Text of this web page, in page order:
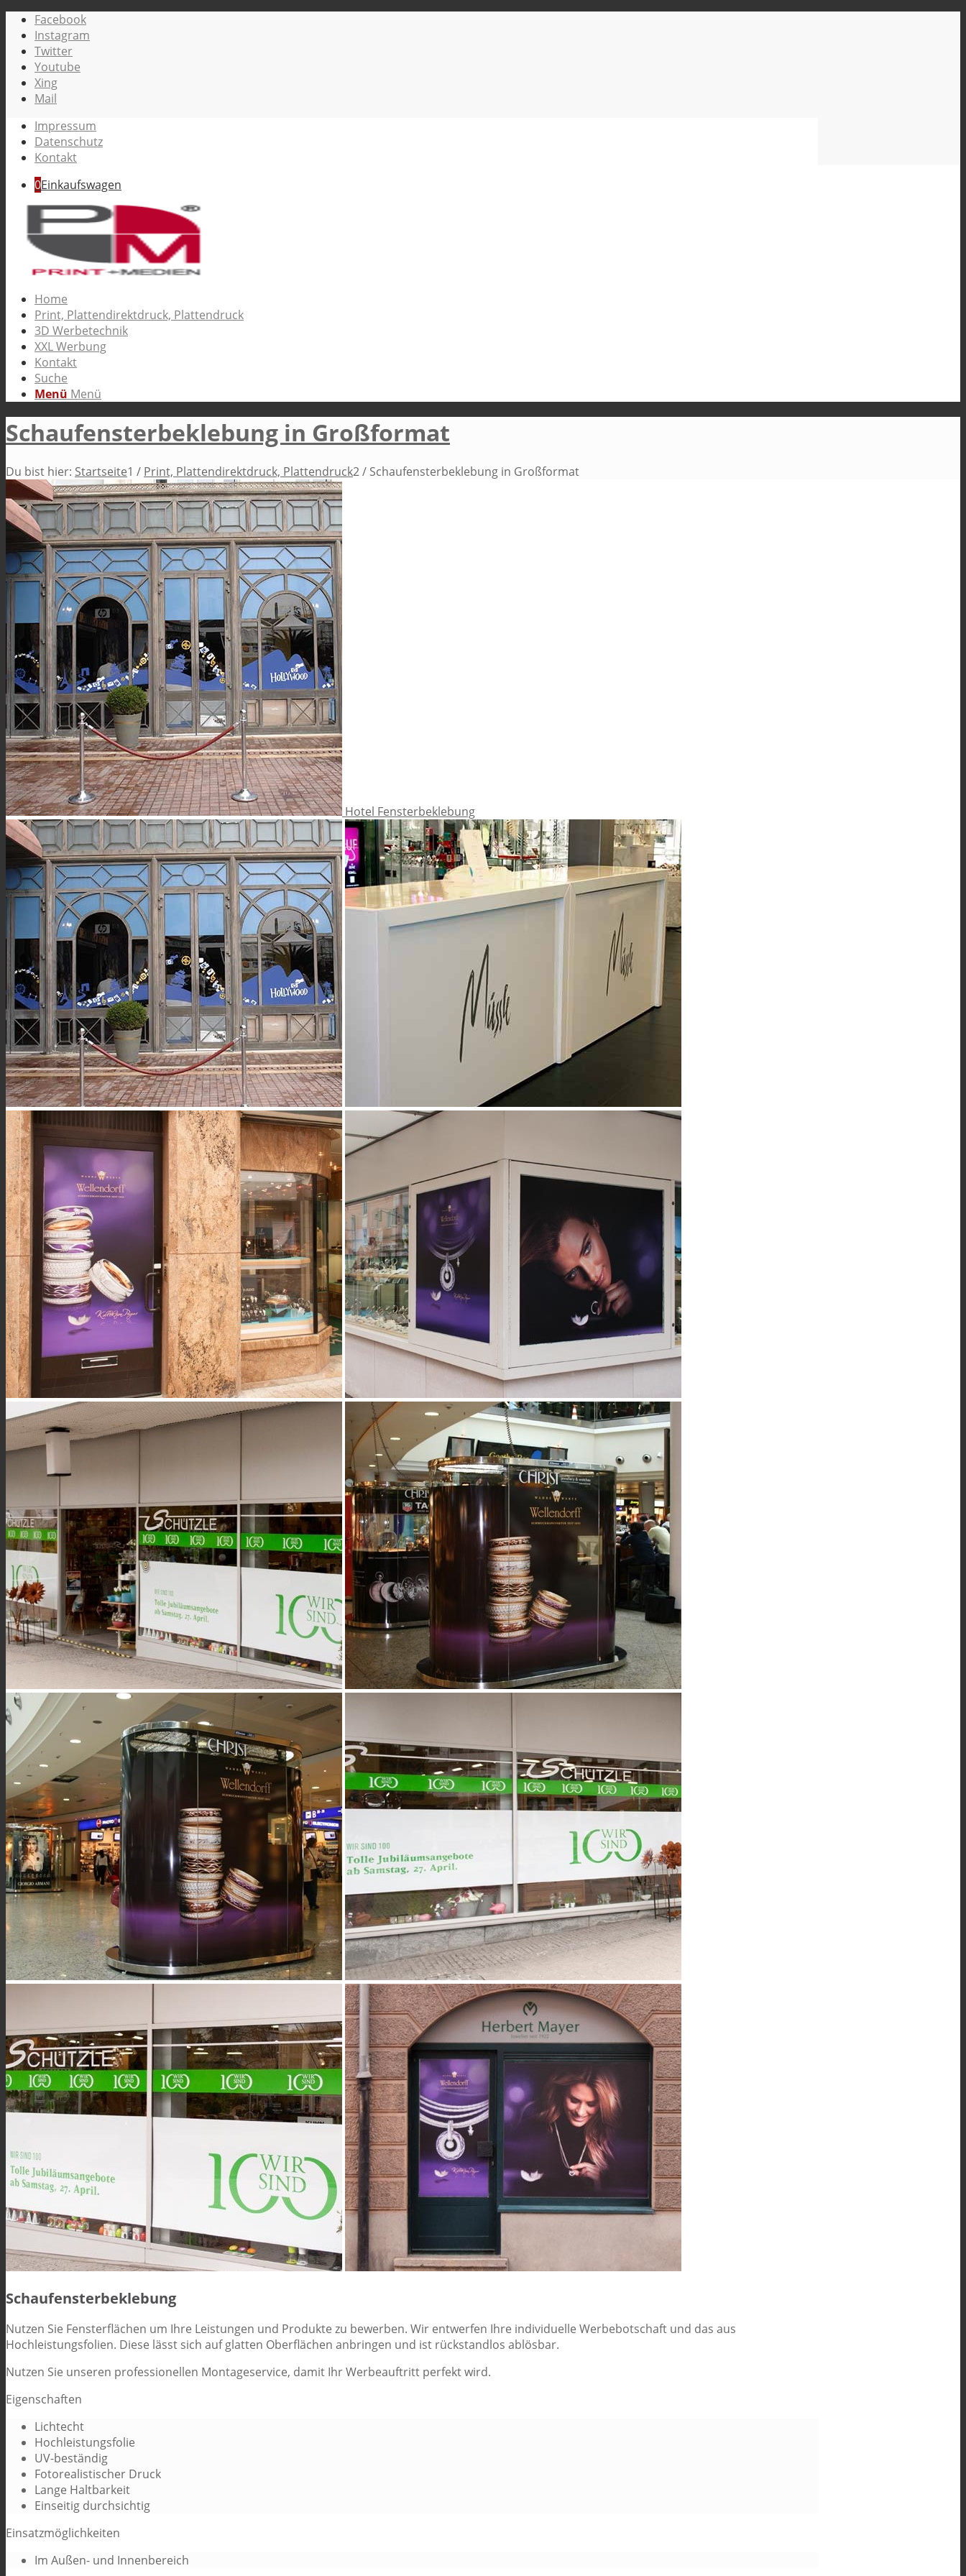
Facebook
Instagram
Twitter
Youtube
Xing
Mail
Impressum
Datenschutz
Kontakt
0Einkaufswagen
Home
Print, Plattendirektdruck, Plattendruck
3D Werbetechnik
XXL Werbung
Kontakt
Suche
Menü Menü
Schaufensterbeklebung in Großformat
Du bist hier: Startseite1 / Print, Plattendirektdruck, Plattendruck2/ Schaufensterbeklebung in Großformat
Hotel Fensterbeklebung
Schaufensterbeklebung
Nutzen Sie Fensterflächen um Ihre Leistungen und Produkte zu bewerben. Wir entwerfen Ihre individuelle Werbebotschaft und das aus
Hochleistungsfolien. Diese lässt sich auf glatten Oberflächen anbringen und ist rückstandlos ablösbar.
Nutzen Sie unseren professionellen Montageservice, damit Ihr Werbeauftritt perfekt wird.
Eigenschaften
Lichtecht
Hochleistungsfolie
UV-beständig
Fotorealistischer Druck
Lange Haltbarkeit
Einseitig durchsichtig
Einsatzmöglichkeiten
Im Außen- und Innenbereich